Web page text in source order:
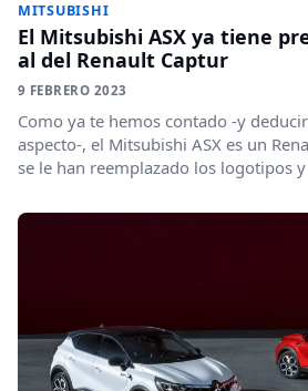
MITSUBISHI
El Mitsubishi ASX ya tiene
al del Renault Captur
9 FEBRERO 2023
Como ya te hemos contado -y
aspecto-, el Mitsubishi ASX es un
se le han reemplazado los logotipos